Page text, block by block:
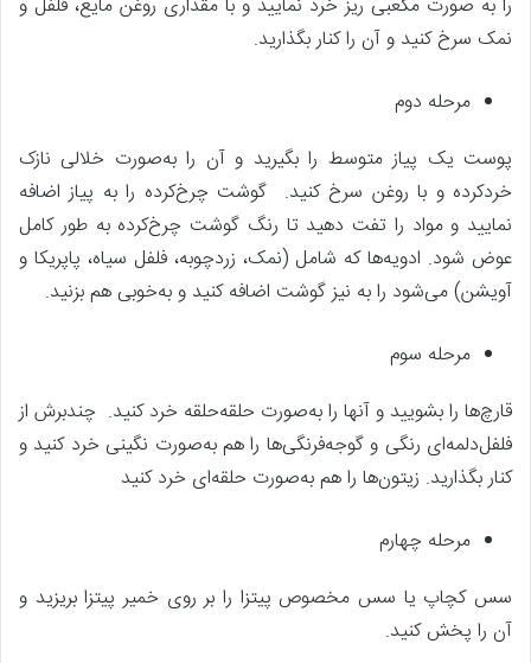
را به صورت مکعبی ریز خرد نمایید و با مقداری روغن مایع، فلفل و
نمک سرخ کنید و آن را کنار بگذارید.
مرحله دوم
پوست یک پیاز متوسط را بگیرید و آن را به‌صورت خلالی نازک
خردکرده و با روغن سرخ کنید. گوشت چرخ‌کرده را به پیاز اضافه
نمایید و مواد را تفت دهید تا رنگ گوشت چرخ‌کرده به طور کامل
عوض شود. ادویه‌ها که شامل (نمک، زردچوبه، فلفل سیاه، پاپریکا و
آویشن) می‌شود را به نیز گوشت اضافه کنید و به‌خوبی هم بزنید.
مرحله سوم
قارچ‌ها را بشویید و آنها را به‌صورت حلقه‌حلقه خرد کنید. چندبرش از
فلفل‌دلمه‌ای رنگی و گوجه‌فرنگی‌ها را هم به‌صورت نگینی خرد کنید و
کنار بگذارید. زیتون‌ها را هم به‌صورت حلقه‌ای خرد کنید
مرحله چهارم
سس کچاپ یا سس مخصوص پیتزا را بر روی خمیر پیتزا بریزید و
آن را پخش کنید.